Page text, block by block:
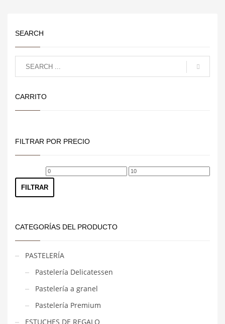
SEARCH
CARRITO
FILTRAR POR PRECIO
Precio
mínimo
Precio
FILTRAR
CATEGORÍAS DEL PRODUCTO
PASTELERÍA
Pastelería Delicatessen
Pastelería a granel
Pastelería Premium
ESTUCHES DE REGALO